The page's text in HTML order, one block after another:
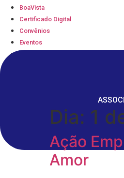
BoaVista
Certificado Digital
Convênios
Eventos
Dia: 1
Ação
Amor